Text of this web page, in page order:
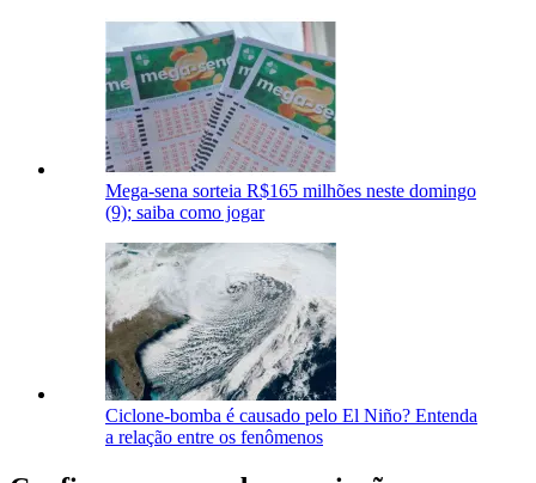
Mega-sena sorteia R$165 milhões neste domingo
(9); saiba como jogar
Ciclone-bomba é causado pelo El Niño? Entenda
a relação entre os fenômenos